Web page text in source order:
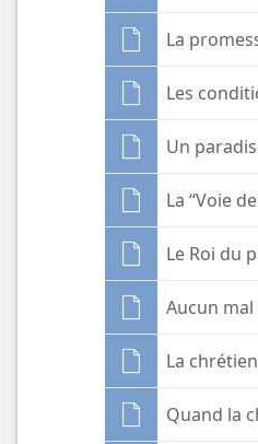
La
Les
Un
La “Voie
Le Roi du
Aucun
La
Quand la